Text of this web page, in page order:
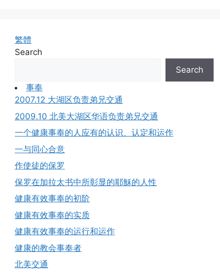
繁體
Search
Search
事奉
2007.12 大湖区负责弟兄交通
2009.10 北美大湖区华语负责弟兄交通
一个健康事奉的人应有的认识、认定和运作
一与同心合意
作使徒的保罗
保罗在加拉太书中所彰显的耶穌的人性
健康有效事奉的初阶
健康有效事奉的实质
健康有效事奉的运行和运作
健康的教会事奉者
北美交通